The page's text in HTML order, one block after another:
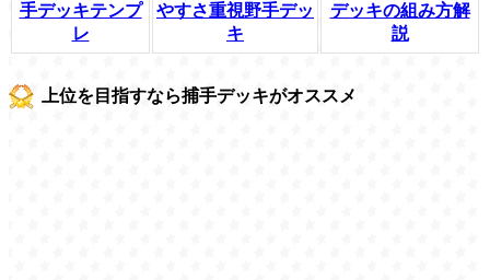
手デッキテンプ
レ
やすさ重視野手デッ
キ
デッキの組み方解
説
上位を目指すなら捕手デッキがオススメ